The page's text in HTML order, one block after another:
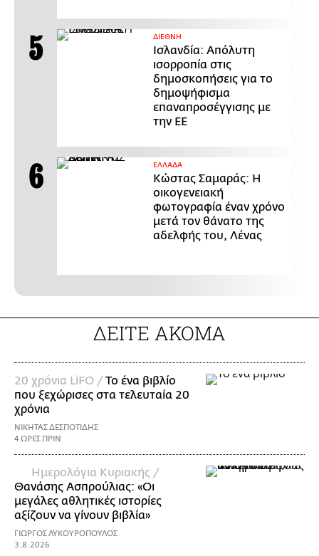
ΔΙΕΘΝΗ
Ισλανδία: Απόλυτη
ισορροπία στις
δημοσκοπήσεις για το
δημοψήφισμα
επαναπροσέγγισης με
την ΕΕ
ΕΛΛΑΔΑ
Κώστας Σαμαράς: Η
οικογενειακή
φωτογραφία έναν χρόνο
μετά τον θάνατο της
αδελφής του, Λένας
ΔΕΙΤΕ ΑΚΟΜΑ
20 χρόνια LiFO /Το ένα βιβλίο
που ξεχώρισες στα τελευταία 20
χρόνια
ΝΙΚΗΤΑΣ ΔΕΣΠΟΤΙΔΗΣ
4 ΩΡΕΣ ΠΡΙΝ
Ημερολόγια Κυριακής /
Θανάσης Ασπρούλιας: «Οι
μεγάλες αθλητικές ιστορίες
αξίζουν να γίνουν βιβλία»
ΓΙΩΡΓΟΣ ΛΥΚΟΥΡΟΠΟΥΛΟΣ
3.8.2026